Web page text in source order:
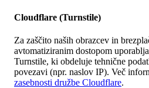
Cloudflare (Turnstile)
Za zaščito naših obrazcev in
avtomatiziranim dostopom
Turnstile, ki obdeluje tehnične
povezavi (npr. naslov IP). Več
zasebnosti družbe Cloudflare.